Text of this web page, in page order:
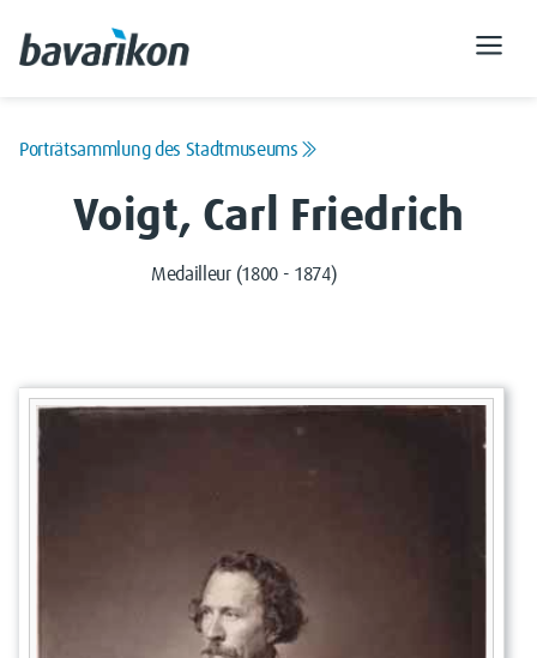
Porträtsammlung des Stadtmuseums
Voigt, Carl Friedrich
Medailleur (1800 - 1874)